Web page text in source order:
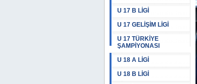
U 17 B LİGİ
U 17 GELİŞİM LİGİ
U 17 TÜRKİYE
ŞAMPİYONASI
U 18 A LİGİ
U 18 B LİGİ